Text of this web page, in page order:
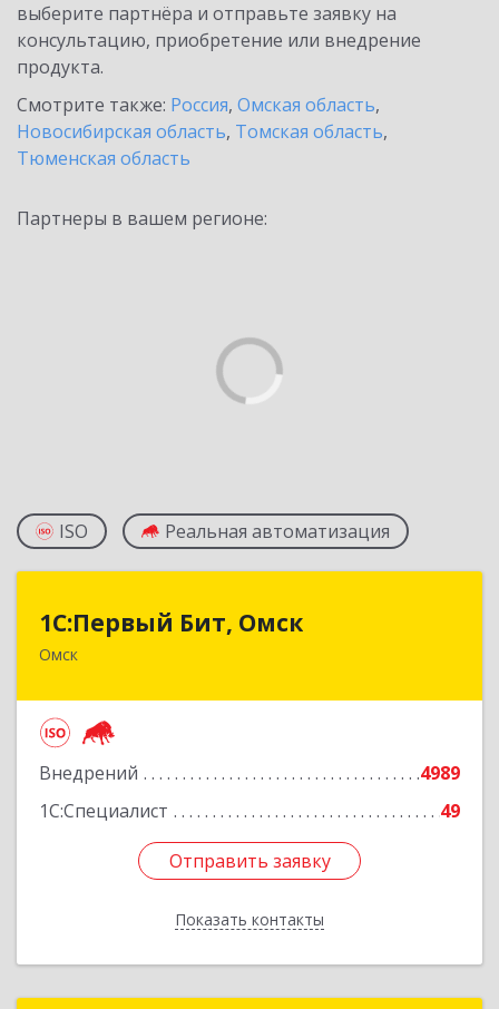
выберите партнёра и отправьте заявку на
консультацию, приобретение или внедрение
продукта.
Смотрите также: Россия, Омская область,
Новосибирская область, Томская область,
Тюменская область
Партнеры в вашем регионе:
ISO Реальная автоматизация
1С:Первый Бит, Омск
Омск
Внедрений
4989
1С:Специалист
49
Отправить заявку
Показать контакты
644099, Омская обл, Омск г, Гагарина ул, дом №
Отправить заявку
Назад